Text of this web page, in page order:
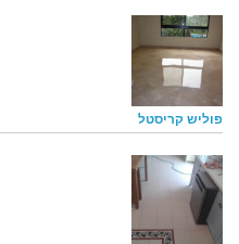
פוליש קריסטל